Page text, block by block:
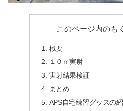
このページ内のも
概要
１０ｍ実射
実射結果検証
まとめ
APS自宅練習グッズの